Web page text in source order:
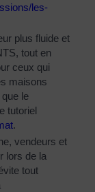
les-
plus fluide et
tout en
ceux qui
maisons
le
tutoriel
.
vendeurs et
lors de la
tout